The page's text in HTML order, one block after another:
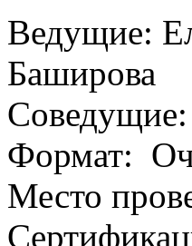
Ведущие:
Баширова
Формат:
Место